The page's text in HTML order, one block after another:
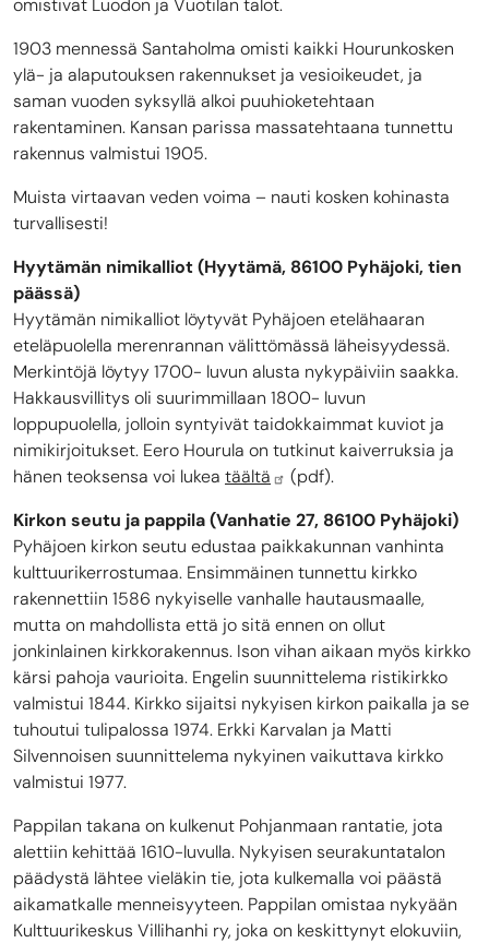
omistivat Luodon ja Vuotilan talot.
1903 mennessä Santaholma omisti kaikki Hourunkosken
ylä- ja alaputouksen rakennukset ja vesioikeudet, ja
saman vuoden syksyllä alkoi puuhioketehtaan
rakentaminen. Kansan parissa massatehtaana tunnettu
rakennus valmistui 1905.
Muista virtaavan veden voima – nauti kosken kohinasta
turvallisesti!
Hyytämän nimikalliot (Hyytämä, 86100 Pyhäjoki, tien
päässä)
Hyytämän nimikalliot löytyvät Pyhäjoen etelähaaran
eteläpuolella merenrannan välittömässä läheisyydessä.
Merkintöjä löytyy 1700- luvun alusta nykypäiviin saakka.
Hakkausvillitys oli suurimmillaan 1800- luvun
loppupuolella, jolloin syntyivät taidokkaimmat kuviot ja
nimikirjoitukset. Eero Hourula on tutkinut kaiverruksia ja
hänen teoksensa voi lukea täältä
(pdf).
Kirkon seutu ja pappila (Vanhatie 27, 86100 Pyhäjoki)
Pyhäjoen kirkon seutu edustaa paikkakunnan vanhinta
kulttuurikerrostumaa. Ensimmäinen tunnettu kirkko
rakennettiin 1586 nykyiselle vanhalle hautausmaalle,
mutta on mahdollista että jo sitä ennen on ollut
jonkinlainen kirkkorakennus. Ison vihan aikaan myös kirkko
kärsi pahoja vaurioita. Engelin suunnittelema ristikirkko
valmistui 1844. Kirkko sijaitsi nykyisen kirkon paikalla ja se
tuhoutui tulipalossa 1974. Erkki Karvalan ja Matti
Silvennoisen suunnittelema nykyinen vaikuttava kirkko
valmistui 1977.
Pappilan takana on kulkenut Pohjanmaan rantatie, jota
alettiin kehittää 1610-luvulla. Nykyisen seurakuntatalon
päädystä lähtee vieläkin tie, jota kulkemalla voi päästä
aikamatkalle menneisyyteen. Pappilan omistaa nykyään
Kulttuurikeskus Villihanhi ry, joka on keskittynyt elokuviin,